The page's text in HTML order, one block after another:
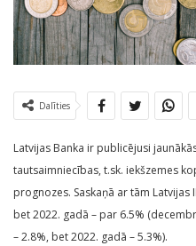
Dalīties
Latvijas Banka ir publicējusi
tautsaimniecības, t.sk. iekšzemes
prognozes. Saskaņā ar tām Latvijas
bet 2022. gadā – par 6.5%
– 2.8%, bet 2022. gadā – 5.3%).